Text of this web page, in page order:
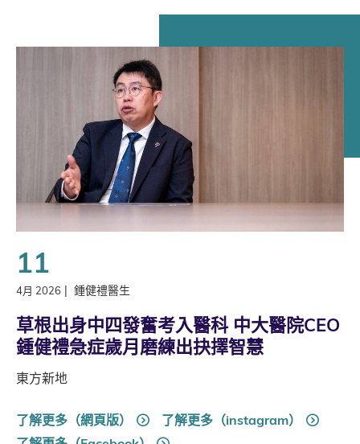
11
4月 2026 | 鍾健禮醫生
草根出身中四發奮考入醫科 中大醫院CEO
鍾健禮急症歲月磨練出抉擇智慧
東方新地
了解更多（網頁版）
了解更多（instagram）